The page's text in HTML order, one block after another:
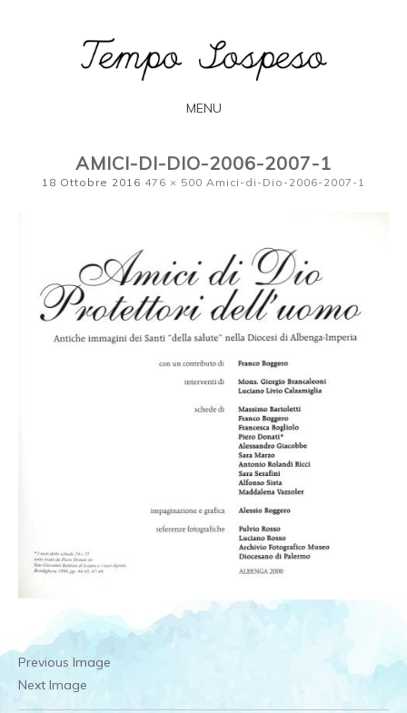
TEMPO
SOSPESO
L'arte secondo Francesca Bogliolo
MENU
CONTENT
AMICI-DI-DIO-2006-2007-1
18 Ottobre 2016 476 × 500 Amici-di-Dio-2006-2007-1
Previous Image
Next Image